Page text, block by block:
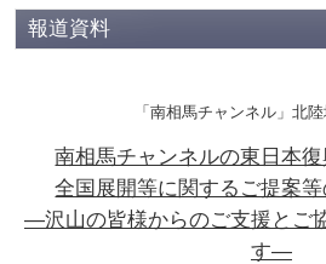
報道資料
「南相馬チャンネル」北
南相馬チャンネルの東日本
全国展開等に関するご提案
―沢山の皆様からのご支援とご
す―